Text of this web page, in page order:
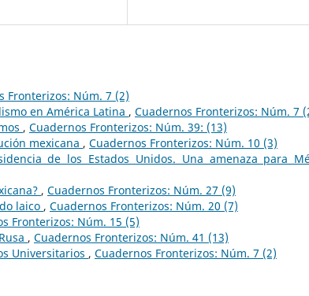
Fronterizos: Núm. 7 (2)
en América Latina , Cuadernos Fronterizos: Núm. 7
, Cuadernos Fronterizos: Núm. 39: (13)
mexicana , Cuadernos Fronterizos: Núm. 10 (3)
de los Estados Unidos. Una amenaza para
, Cuadernos Fronterizos: Núm. 27 (9)
laico , Cuadernos Fronterizos: Núm. 20 (7)
Fronterizos: Núm. 15 (5)
, Cuadernos Fronterizos: Núm. 41 (13)
Universitarios , Cuadernos Fronterizos: Núm. 7 (2)